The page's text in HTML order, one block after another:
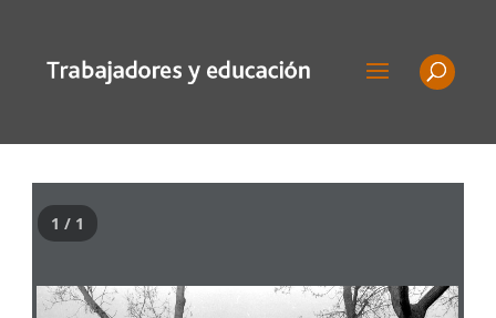
1 / 1